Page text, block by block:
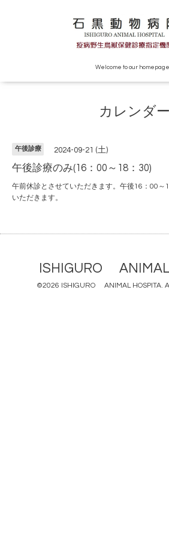
Welcome to our
カレンダー
午後診療 2024-09-21 (土)
午後診療のみ(16：00～18：30)
午前休診とさせていただきます。午後16：00～
いただきます。
ISHIGURO
©2026 ISHIGURO ANIMAL HOSPITA.